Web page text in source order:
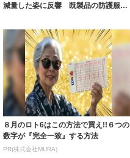
減量した姿に反響 既製品の防護服が
８月のロト6はこの方法で買え!!６つの
数字が『完全一致』する方法
PR(株式会社MURA)